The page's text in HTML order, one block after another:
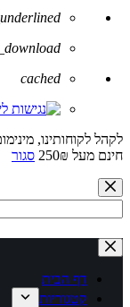
לאפס
כל
cached
חינם מעל 250₪
סגור
Skip
to
content
No
results
דף הבית
קטגוריות